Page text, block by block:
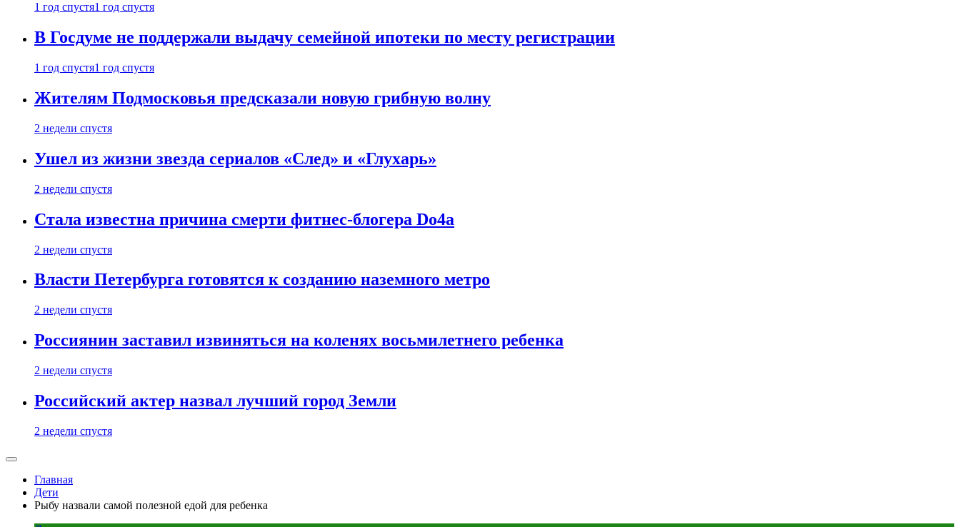
1 год спустя1 год спустя
В Госдуме не поддержали выдачу семейной ипотеки по месту регистрации
1 год спустя1 год спустя
Жителям Подмосковья предсказали новую грибную волну
2 недели спустя
Ушел из жизни звезда сериалов «След» и «Глухарь»
2 недели спустя
Стала известна причина смерти фитнес-блогера Do4а
2 недели спустя
Власти Петербурга готовятся к созданию наземного метро
2 недели спустя
Россиянин заставил извиняться на коленях восьмилетнего ребенка
2 недели спустя
Российский актер назвал лучший город Земли
2 недели спустя
Главная
Дети
Рыбу назвали самой полезной едой для ребенка